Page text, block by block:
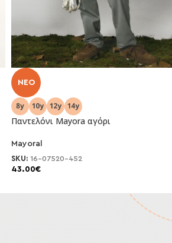
NEO
Παντελόνι Μayora αγόρι
Mayoral
SKU: 16-07520-452
43.00€